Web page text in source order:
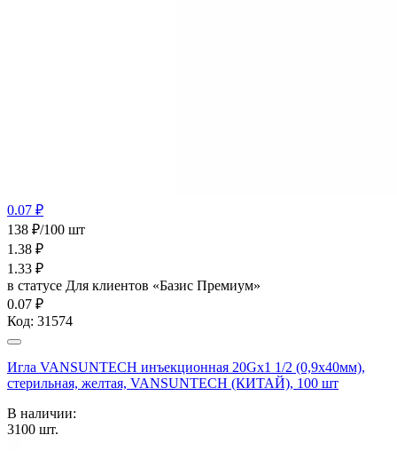
0.07 ₽
138 ₽/100 шт
1.38 ₽
1.33 ₽
в статусе Для клиентов «Базис Премиум»
0.07 ₽
Код: 31574
Игла VANSUNTECH инъекционная 20Gх1 1/2 (0,9х40мм),
стерильная, желтая, VANSUNTECH (КИТАЙ), 100 шт
В наличии:
3100 шт.